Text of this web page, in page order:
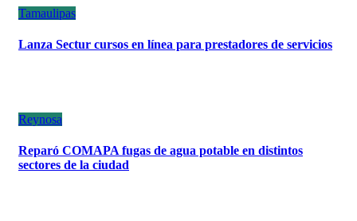
Tamaulipas
Lanza Sectur cursos en línea para prestadores de servicios
Reynosa
Reparó COMAPA fugas de agua potable en distintos
sectores de la ciudad